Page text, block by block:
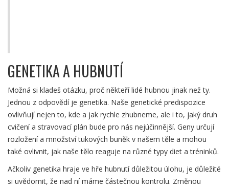
GENETIKA A HUBNUTÍ
Možná si kladeš otázku, proč někteří lidé hubnou jinak než ty.
Jednou z odpovědí je genetika. Naše genetické predispozice
ovlivňují nejen to, kde a jak rychle zhubneme, ale i to, jaký druh
cvičení a stravovací plán bude pro nás nejúčinnější. Geny určují
rozložení a množství tukových buněk v našem těle a mohou
také ovlivnit, jak naše tělo reaguje na různé typy diet a tréninků.
Ačkoliv genetika hraje ve hře hubnutí důležitou úlohu, je důležité
si uvědomit, že nad ní máme částečnou kontrolu. Změnou